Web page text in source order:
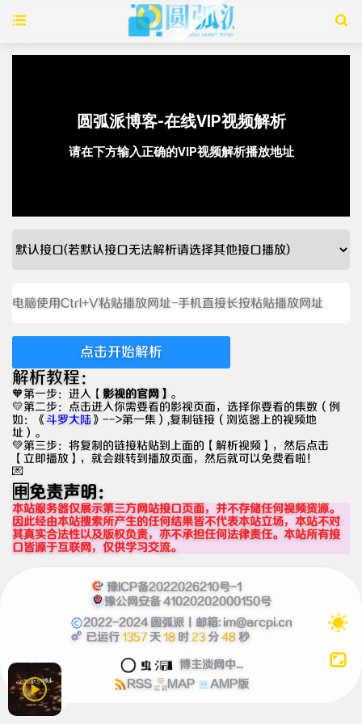
点击开始解析
解析教程：
🧡第一步：进入【 影视的官网 】 。
💛第二步：点击进入你需要看的影视页面，选择你要看的集数（例
如：《斗罗大陆》-->第一集）,复制链接（浏览器上的视频地
址）。
💚第三步：将复制的链接粘贴到上面的【解析视频】，然后点击
【立即播放】，就会跳转到播放页面，然后就可以免费看啦！
💌
🈸免责声明：
本站服务器仅展示第三方网站接口页面，并不存储任何视频资源。
因此经由本站搜索所产生的任何结果皆不代表本站立场，本站不对
其真实合法性以及版权负责，亦不承担任何法律责任。本站所有接
口皆源于互联网，仅供学习交流。
豫ICP备2022026210号-1
豫公网安备 41020202000150号
2022-2024 圆弧派 丨邮箱: im@arcpi.cn
已运行1357 天18 时23分48秒
博主淡网中...
RSS
MAP AMP版